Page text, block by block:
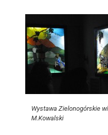
Wystawa Zielonogórskie
M.Kowalski